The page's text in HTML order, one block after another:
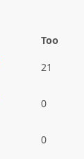
Тоо
21
0
0